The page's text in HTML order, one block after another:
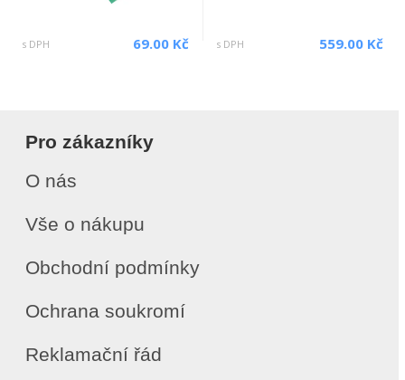
s DPH 69.00 Kč s DPH 559.00 Kč
Pro zákazníky
O nás
Vše o nákupu
Obchodní podmínky
Ochrana soukromí
Reklamační řád